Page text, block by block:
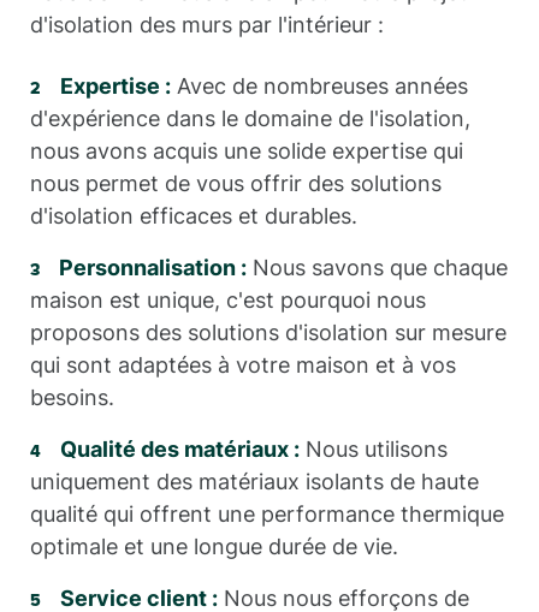
d'isolation des murs par l'intérieur :
Expertise : Avec de nombreuses années
d'expérience dans le domaine de l'isolation,
nous avons acquis une solide expertise qui
nous permet de vous offrir des solutions
d'isolation efficaces et durables.
Personnalisation : Nous savons que chaque
maison est unique, c'est pourquoi nous
proposons des solutions d'isolation sur mesure
qui sont adaptées à votre maison et à vos
besoins.
Qualité des matériaux : Nous utilisons
uniquement des matériaux isolants de haute
qualité qui offrent une performance thermique
optimale et une longue durée de vie.
Service client : Nous nous efforçons de